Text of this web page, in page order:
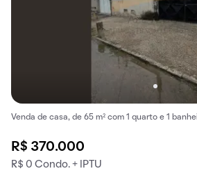
Venda de casa, de 65 m² com 1 quarto e 1
R$ 370.000
R$ 0 Condo. + IPTU